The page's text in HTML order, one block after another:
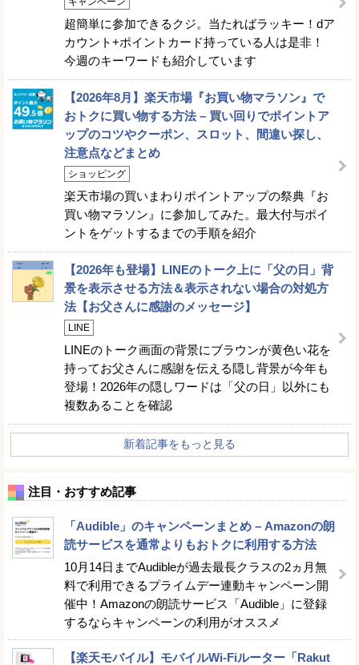
超簡単に参加できるクジ。当たればラッキー！dア
カウント+ポイントカード持っている人は是非！
今週のキーワードも紹介しています
【2026年8月】楽天市場『お買い物マラソン』で
おトクに買い物する方法 – 買い回りでポイントア
ップのコツやクーポン、スロット、間違い探し、
注意点などまとめ
ショッピング
楽天市場の買いまわりポイントアップの祭典『お
買い物マラソン』に参加してみた。最大付与ポイ
ントをゲットするまでの手順を紹介
【2026年も登場】LINEのトーク上に「父の日」背
景を表示させる方法＆表示されない場合の対処方
法【お父さんに感謝のメッセージ】
LINE
LINEのトーク画面の背景にブラウンが黄色い花を
持ってお父さんに感謝を伝える隠し背景が今年も
登場！2026年の隠しワードは「父の日」以外にも
複数あることを確認
新着記事をもっと見る
注目・おすすめ記事
「Audible」のキャンペーンまとめ – Amazonの朗
読サービスを通常よりもおトクに利用する方法
10月14日までAudibleが過去最長クラスの2ヵ月無
料で利用できるプライムデー連動キャンペーン開
催中！Amazonの朗読サービス「Audible」に登録
するならキャンペーンの利用がオススメ
【楽天モバイル】モバイルWi-Fiルーター「Rakut